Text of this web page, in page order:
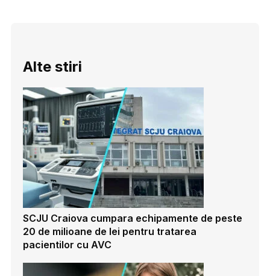
Alte stiri
SCJU Craiova cumpara echipamente de peste
20 de milioane de lei pentru tratarea
pacientilor cu AVC